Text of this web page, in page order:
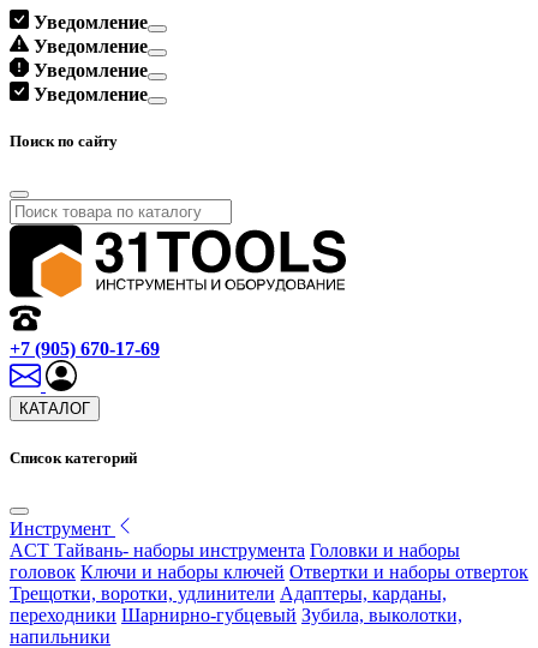
Уведомление
Уведомление
Уведомление
Уведомление
Поиск по сайту
+7 (905) 670-17-69
КАТАЛОГ
Список категорий
Инструмент
ACT Тайвань- наборы инструмента Головки и наборы
головок Ключи и наборы ключей Отвертки и наборы отверток
Трещотки, воротки, удлинители Адаптеры, карданы,
переходники Шарнирно-губцевый Зубила, выколотки,
напильники